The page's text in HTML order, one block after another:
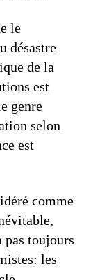
le
désastre
de la
est
genre
selon
est
comme
pas toujours
les